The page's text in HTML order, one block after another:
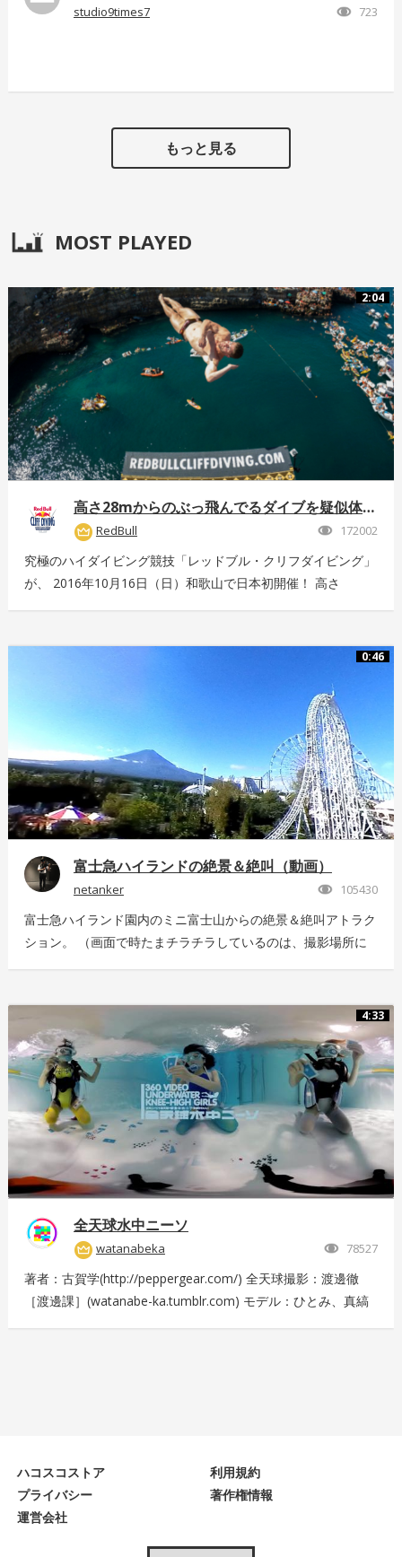
studio9times7 723
もっと見る
MOST PLAYED
2:04
高さ28mからのぶっ飛んでるダイブを疑似体験！
RedBull 172002
究極のハイダイビング競技「レッドブル・クリフダイビング」
が、 2016年10月16日（日）和歌山で日本初開催！ 高さ
こちら：http://www.redbull.com/cliff-diving
0:46
富士急ハイランドの絶景＆絶叫（動画）
netanker 105430
富士急ハイランド園内のミニ富士山からの絶景＆絶叫アトラク
ション。 （画面で時たまチラチラしているのは、撮影場所に
4125-4c14-9883-5751e4eaac33 後日外周を回っている「ドド
ンパ」が「ド・ドドンパ」に変わりました。リニューアル後に
再撮影した映像はこちら
https://store.hacosco.com/movies/4fcb52df-b1c8-41ba-
9e69-c14eef62ea6b
4:33
全天球水中ニーソ
watanabeka 78527
著者：古賀学(http://peppergear.com/) 全天球撮影：渡邊徹
［渡邊課］(watanabe-ka.tumblr.com) モデル：ひとみ、真縞
ハコスコストア
利用規約
プライバシー
著作権情報
運営会社